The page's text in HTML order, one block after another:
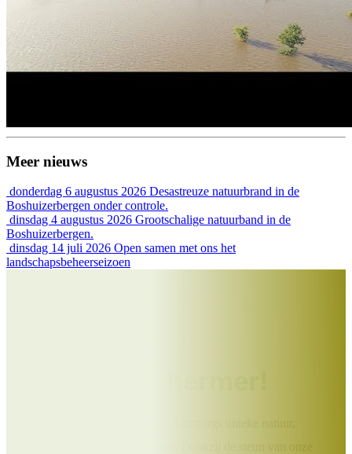
Meer nieuws
donderdag 6 augustus 2026 Desastreuze natuurbrand in de
Boshuizerbergen onder controle.
dinsdag 4 augustus 2026 Grootschalige natuurband in de
Boshuizerbergen.
dinsdag 14 juli 2026 Open samen met ons het
landschapsbeheerseizoen